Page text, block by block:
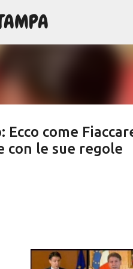
Ecco come
con le sue regole